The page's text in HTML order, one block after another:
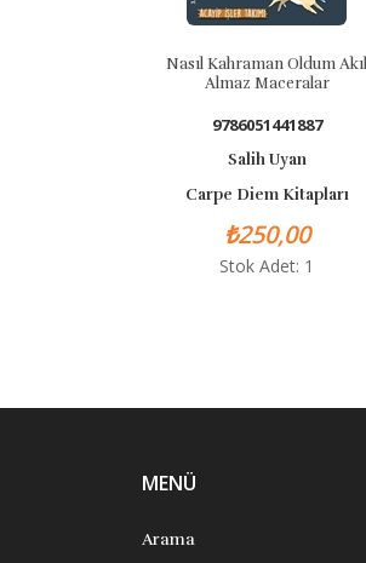
Nasıl Kahraman Oldum Akıl
Almaz Maceralar
9786051441887
Salih Uyan
Carpe Diem Kitapları
₺250,00
Stok Adet: 1
MENÜ
Arama